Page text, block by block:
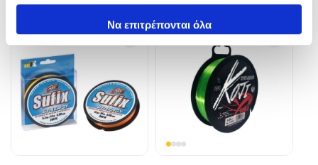
έχουν συλλέξει σε σχέση με την από μέρους σας χρήση
των υπηρεσιών τους.Να επιτρέπονται όλα